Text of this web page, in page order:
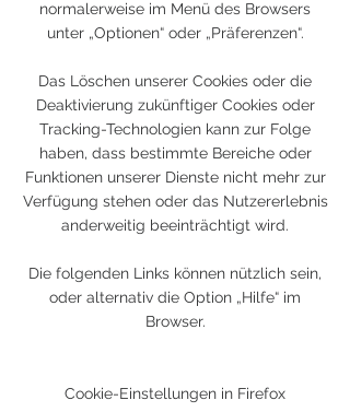
normalerweise im Menü des Browsers
unter „Optionen“ oder „Präferenzen“.
Das Löschen unserer Cookies oder die
Deaktivierung zukünftiger Cookies oder
Tracking-Technologien kann zur Folge
haben, dass bestimmte Bereiche oder
Funktionen unserer Dienste nicht mehr zur
Verfügung stehen oder das Nutzererlebnis
anderweitig beeinträchtigt wird.
Die folgenden Links können nützlich sein,
oder alternativ die Option „Hilfe“ im
Browser.
Cookie-Einstellungen in Firefox